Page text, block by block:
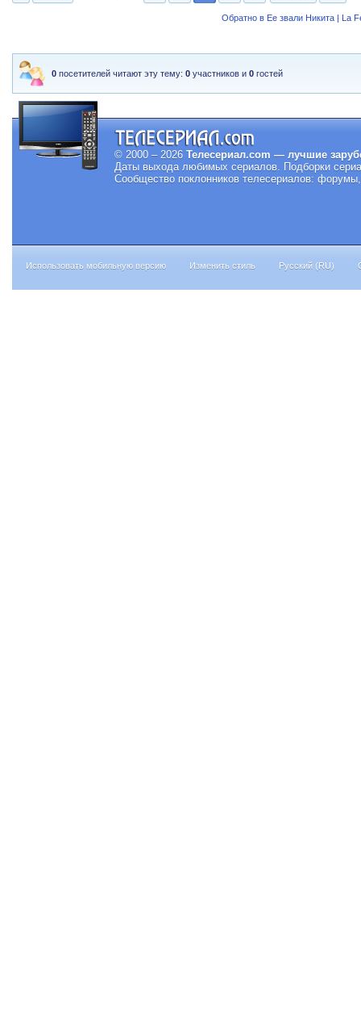
Обратно в Ее звали Никита | La
0 посетителей читают эту тему:0 участников и0 гостей
© 2000 – 2026 Телесериал.com — лучшие
Даты выхода любимых сериалов. Подборки
Сообщество поклонников телесериалов:
Использовать мобильную версию Изменить стиль Русский (RU)